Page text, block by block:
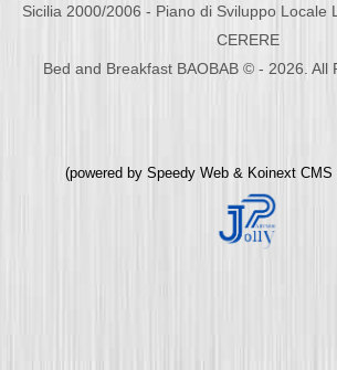
Sicilia 2000/2006 - Piano di Sviluppo Locale
CERERE
Bed and Breakfast BAOBAB © - 2026. All
(powered by Speedy Web & Koinext CMS